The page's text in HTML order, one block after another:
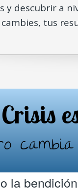
y descubrir a
tus
la